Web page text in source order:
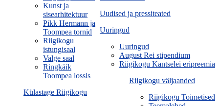
Uudised ja pressiteated
Uuringud
Uuringud
August Rei stipendium
Riigikogu Kantselei eripreemia
Riigikogu väljaanded
Riigikogu Toimetised
Kunst ja
sisearhitektuur
Pikk Hermann ja
Toompea tornid
Riigikogu
istungisaal
Valge saal
Ringkäik
Toompea lossis
Külastage Riigikogu